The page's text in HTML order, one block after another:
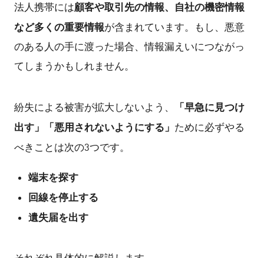
法人携帯には顧客や取引先の情報、自社の機密情報
など多くの重要情報が含まれています。もし、悪意
のある人の手に渡った場合、情報漏えいにつながっ
てしまうかもしれません。
紛失による被害が拡大しないよう、
「早急に見つけ
出す」「悪用されないようにする」 ために必ずやる
べきことは次の3つです。
端末を探す
回線を停止する
遺失届を出す